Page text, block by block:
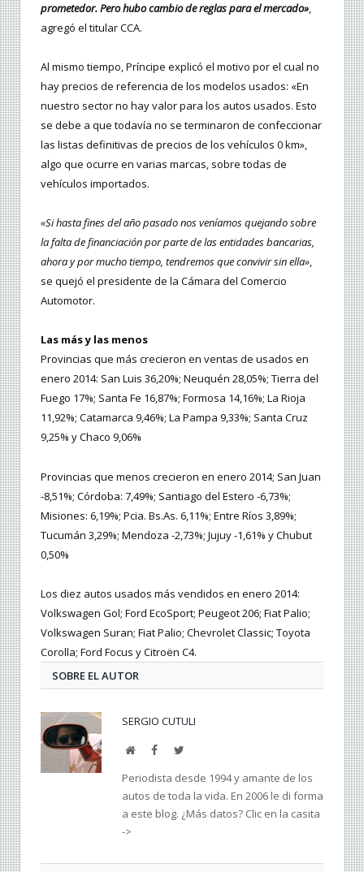
prometedor. Pero hubo cambio de reglas para el mercado»,
agregó el titular CCA.
Al mismo tiempo, Príncipe explicó el motivo por el cual no
hay precios de referencia de los modelos usados: «En
nuestro sector no hay valor para los autos usados. Esto
se debe a que todavía no se terminaron de confeccionar
las listas definitivas de precios de los vehículos 0 km»,
algo que ocurre en varias marcas, sobre todas de
vehículos importados.
«Si hasta fines del año pasado nos veníamos quejando sobre
la falta de financiación por parte de las entidades bancarias,
ahora y por mucho tiempo, tendremos que convivir sin ella»,
se quejó el presidente de la Cámara del Comercio
Automotor.
Las más y las menos
Provincias que más crecieron en ventas de usados en
enero 2014: San Luis 36,20%; Neuquén 28,05%; Tierra del
Fuego 17%; Santa Fe 16,87%; Formosa 14,16%; La Rioja
11,92%; Catamarca 9,46%; La Pampa 9,33%; Santa Cruz
9,25% y Chaco 9,06%
Provincias que menos crecieron en enero 2014; San Juan
-8,51%; Córdoba: 7,49%; Santiago del Estero -6,73%;
Misiones: 6,19%; Pcia. Bs.As. 6,11%; Entre Ríos 3,89%;
Tucumán 3,29%; Mendoza -2,73%; Jujuy -1,61% y Chubut
0,50%
Los diez autos usados más vendidos en enero 2014:
Volkswagen Gol; Ford EcoSport; Peugeot 206; Fiat Palio;
Volkswagen Suran; Fiat Palio; Chevrolet Classic; Toyota
Corolla; Ford Focus y Citroën C4.
SOBRE EL AUTOR
SERGIO CUTULI
WebFacebookTwitter
Periodista desde 1994 y amante de los
autos de toda la vida. En 2006 le di forma
a este blog. ¿Más datos? Clic en la casita
->